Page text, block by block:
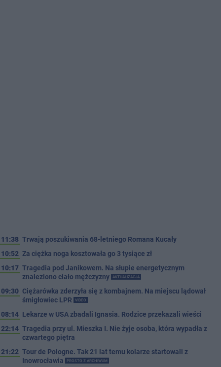
11:38 Trwają poszukiwania 68-letniego Romana Kucały
10:52 Za ciężka noga kosztowała go 3 tysiące zł
10:17 Tragedia pod Janikowem. Na słupie energetycznym
znaleziono ciało mężczyzny
AKTUALIZACJA
09:30 Ciężarówka zderzyła się z kombajnem. Na miejscu lądował
śmigłowiec LPR
VIDEO
08:14 Lekarze w USA zbadali Ignasia. Rodzice przekazali wieści
22:14 Tragedia przy ul. Mieszka I. Nie żyje osoba, która wypadła z
czwartego piętra
21:22 Tour de Pologne. Tak 21 lat temu kolarze startowali z
Inowrocławia
PROSTO Z ARCHIWUM